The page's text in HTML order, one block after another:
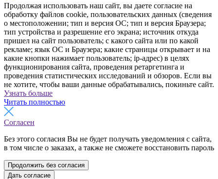
Продолжая использовать наш сайт, вы даете согласие на
обработку файлов cookie, пользовательских данных (сведения
о местоположении; тип и версия ОС; тип и версия Браузера;
тип устройства и разрешение его экрана; источник откуда
пришел на сайт пользователь; с какого сайта или по какой
рекламе; язык ОС и Браузера; какие страницы открывает и на
какие кнопки нажимает пользователь; ip-адрес) в целях
функционирования сайта, проведения ретаргетинга и
проведения статистических исследований и обзоров. Если вы
не хотите, чтобы ваши данные обрабатывались, покиньте сайт.
Узнать больше
Читать полностью
Согласен
Без этого согласия Вы не будет получать уведомления с сайта,
в том числе о заказах, а также не сможете восстановить пароль
Продолжить без согласия
Дать согласие